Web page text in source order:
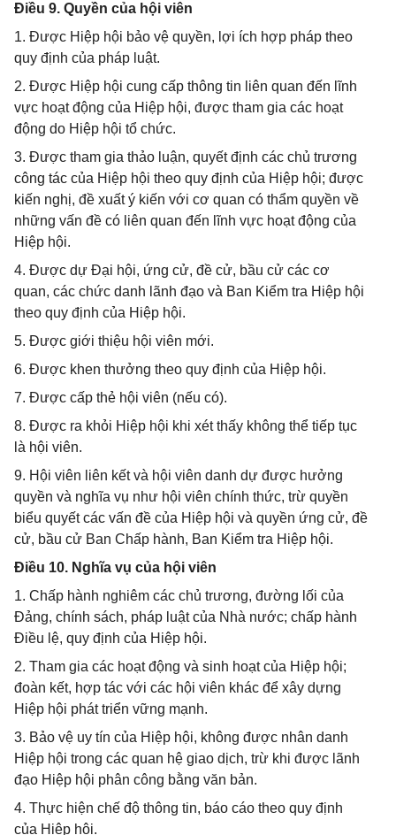
Điều 9. Quyền của hội viên
1. Được Hiệp hội bảo vệ quyền, lợi ích hợp pháp theo
quy định của pháp luật.
2. Được Hiệp hội cung cấp thông tin liên quan đến lĩnh
vực hoạt động của Hiệp hội, được tham gia các hoạt
động do Hiệp hội tổ chức.
3. Được tham gia thảo luận, quyết định các chủ trương
công tác của Hiệp hội theo quy định của Hiệp hội; được
kiến nghị, đề xuất ý kiến với cơ quan có thẩm quyền về
những vấn đề có liên quan đến lĩnh vực hoạt động của
Hiệp hội.
4. Được dự Đại hội, ứng cử, đề cử, bầu cử các cơ
quan, các chức danh lãnh đạo và Ban Kiểm tra Hiệp hội
theo quy định của Hiệp hội.
5. Được giới thiệu hội viên mới.
6. Được khen thưởng theo quy định của Hiệp hội.
7. Được cấp thẻ hội viên (nếu có).
8. Được ra khỏi Hiệp hội khi xét thấy không thể tiếp tục
là hội viên.
9. Hội viên liên kết và hội viên danh dự được hưởng
quyền và nghĩa vụ như hội viên chính thức, trừ quyền
biểu quyết các vấn đề của Hiệp hội và quyền ứng cử, đề
cử, bầu cử Ban Chấp hành, Ban Kiểm tra Hiệp hội.
Điều 10. Nghĩa vụ của hội viên
1. Chấp hành nghiêm các chủ trương, đường lối của
Đảng, chính sách, pháp luật của Nhà nước; chấp hành
Điều lệ, quy định của Hiệp hội.
2. Tham gia các hoạt động và sinh hoạt của Hiệp hội;
đoàn kết, hợp tác với các hội viên khác để xây dựng
Hiệp hội phát triển vững mạnh.
3. Bảo vệ uy tín của Hiệp hội, không được nhân danh
Hiệp hội trong các quan hệ giao dịch, trừ khi được lãnh
đạo Hiệp hội phân công bằng văn bản.
4. Thực hiện chế độ thông tin, báo cáo theo quy định
của Hiệp hội.